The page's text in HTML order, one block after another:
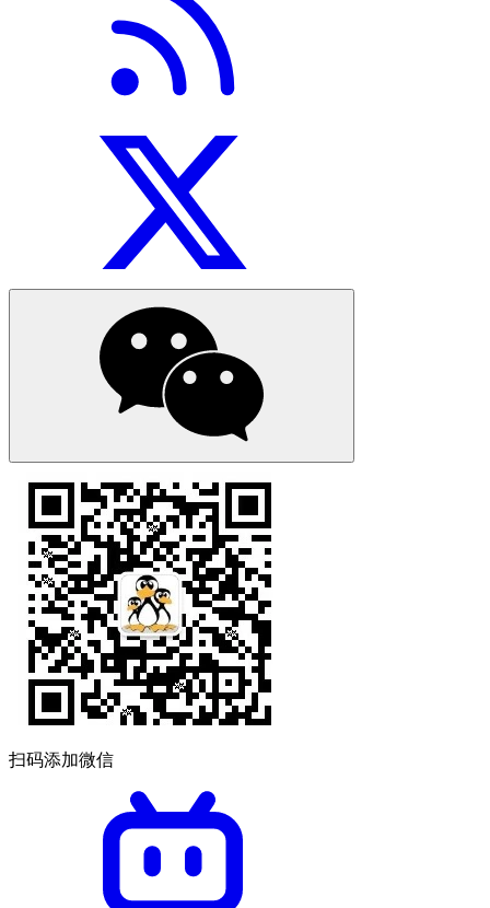
扫码添加微信